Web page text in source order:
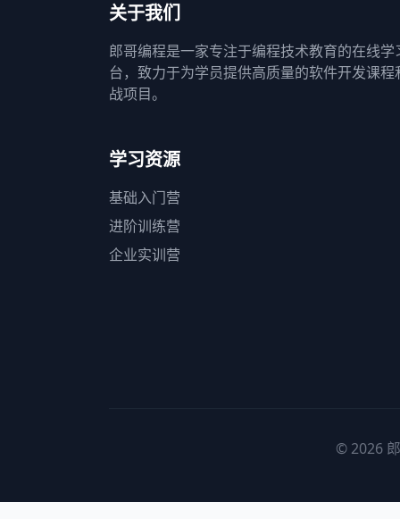
关于我们
郎哥编程是一家专注于编程技术教育的在线学
台，致力于为学员提供高质量的软件开发课程
战项目。
学习资源
基础入门营
进阶训练营
企业实训营
© 2026